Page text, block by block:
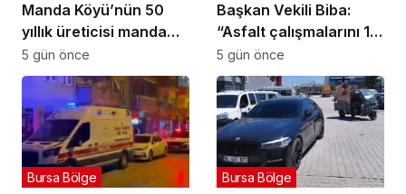
Manda Köyü’nün 50
yıllık üreticisi manda
sucuğu ve yoğurduyla
fark oluşturdu
5 gün önce
Başkan Vekili Biba:
“Asfalt çalışmalarını 12
kat artırdık”
5 gün önce
Bursa Bölge Bursa Bölge